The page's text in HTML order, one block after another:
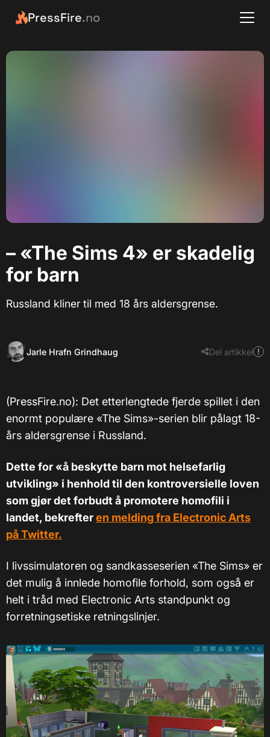
PressFire.no
– «The Sims 4» er skadelig
for barn
Russland kliner til med 18 års aldersgrense.
Jarle Hrafn Grindhaug Del artikkel
(PressFire.no): Det etterlengtede fjerde spillet i den
enormt populære «The Sims»-serien blir pålagt 18-
års aldersgrense i Russland.
Dette for «å beskytte barn mot helsefarlig
utvikling» i henhold til den kontroversielle loven
som gjør det forbudt å promotere homofili i
landet, bekrefteren melding fra Electronic Arts
på Twitter.
I livssimulatoren og sandkasseserien «The Sims» er
det mulig å innlede homofile forhold, som også er
helt i tråd med Electronic Arts standpunkt og
forretningsetiske retningslinjer.